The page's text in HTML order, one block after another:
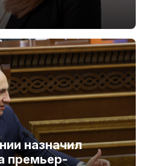
назначил
премьер-